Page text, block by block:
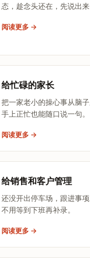
态，趁念头还在，先说出来
阅读更多 →
给忙碌的家长
把一家老小的操心事从脑子
手上正忙也能随口说一句。
阅读更多 →
给销售和客户管理
还没开出停车场，跟进事项
不用等到下班再补录。
阅读更多 →